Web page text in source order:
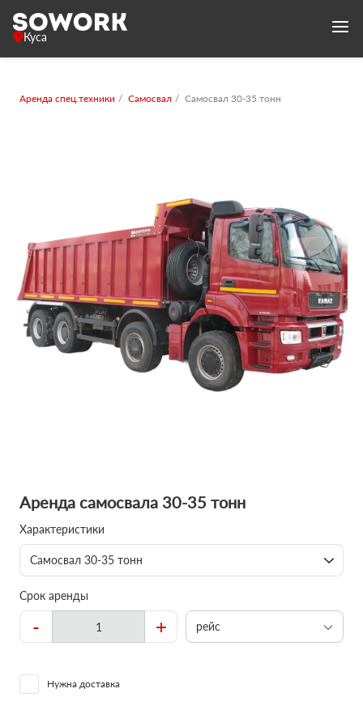
Куса
Аренда спец.техники Самосвал Самосвал 30-35 тонн
Аренда самосвала 30-35 тонн
Характеристики
Самосвал 30-35 тонн
Срок аренды
- + рейс
Нужна доставка